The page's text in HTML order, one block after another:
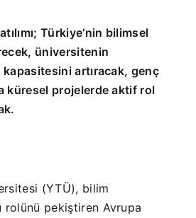
Türkiye’nin bilimsel
üniversitenin
kapasitesini artıracak, genç
küresel projelerde aktif rol
(YTÜ), bilim
rolünü pekiştiren Avrupa